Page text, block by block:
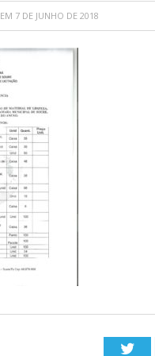
EM 7 DE JUNHO DE 2018